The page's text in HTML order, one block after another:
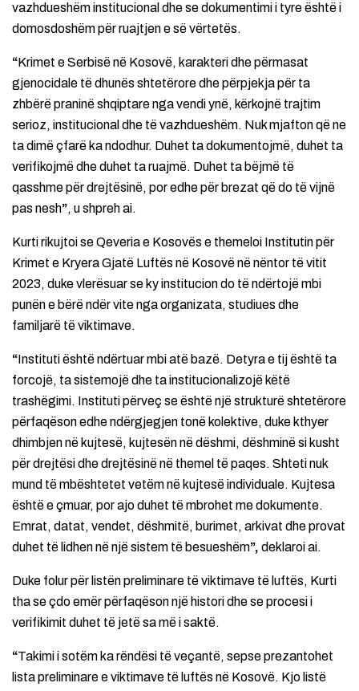
vazhdueshëm institucional dhe se dokumentimi i tyre është i
domosdoshëm për ruajtjen e së vërtetës.
“Krimet e Serbisë në Kosovë, karakteri dhe përmasat
gjenocidale të dhunës shtetërore dhe përpjekja për ta
zhbërë praninë shqiptare nga vendi ynë, kërkojnë trajtim
serioz, institucional dhe të vazhdueshëm. Nuk mjafton që ne
ta dimë çfarë ka ndodhur. Duhet ta dokumentojmë, duhet ta
verifikojmë dhe duhet ta ruajmë. Duhet ta bëjmë të
qasshme për drejtësinë, por edhe për brezat që do të vijnë
pas nesh”, u shpreh ai.
Kurti rikujtoi se Qeveria e Kosovës e themeloi Institutin për
Krimet e Kryera Gjatë Luftës në Kosovë në nëntor të vitit
2023, duke vlerësuar se ky institucion do të ndërtojë mbi
punën e bërë ndër vite nga organizata, studiues dhe
familjarë të viktimave.
“Instituti është ndërtuar mbi atë bazë. Detyra e tij është ta
forcojë, ta sistemojë dhe ta institucionalizojë këtë
trashëgimi. Instituti përveç se është një strukturë shtetërore
përfaqëson edhe ndërgjegjen tonë kolektive, duke kthyer
dhimbjen në kujtesë, kujtesën në dëshmi, dëshminë si kusht
për drejtësi dhe drejtësinë në themel të paqes. Shteti nuk
mund të mbështetet vetëm në kujtesë individuale. Kujtesa
është e çmuar, por ajo duhet të mbrohet me dokumente.
Emrat, datat, vendet, dëshmitë, burimet, arkivat dhe provat
duhet të lidhen në një sistem të besueshëm”, deklaroi ai.
Duke folur për listën preliminare të viktimave të luftës, Kurti
tha se çdo emër përfaqëson një histori dhe se procesi i
verifikimit duhet të jetë sa më i saktë.
“Takimi i sotëm ka rëndësi të veçantë, sepse prezantohet
lista preliminare e viktimave të luftës në Kosovë. Kjo listë